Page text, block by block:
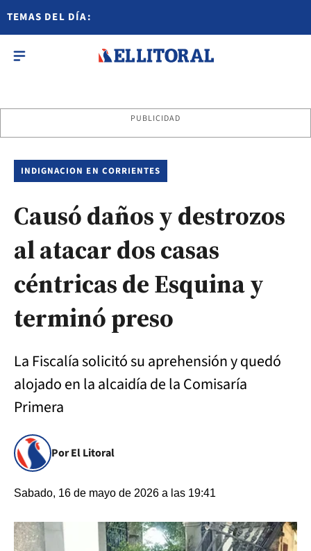
TEMAS DEL DÍA:
PUBLICIDAD
INDIGNACION EN CORRIENTES
Causó daños y destrozos
al atacar dos casas
céntricas de Esquina y
terminó preso
La Fiscalía solicitó su aprehensión y quedó
alojado en la alcaidía de la Comisaría
Primera
Por El Litoral
Sabado, 16 de mayo de 2026 a las 19:41